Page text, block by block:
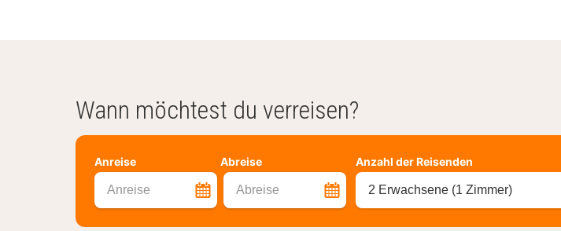
Wann möchtest du verreisen?
Anreise Abreise
Anreise Abreise
Anzahl der Reisenden
2 Erwachsene (1 Zimmer)